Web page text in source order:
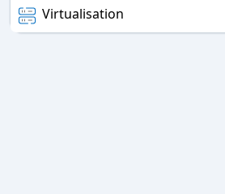
Virtualisation